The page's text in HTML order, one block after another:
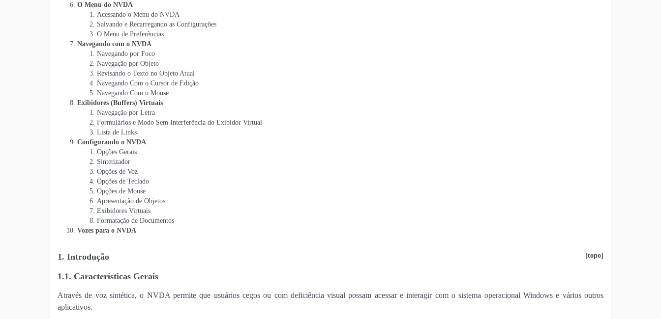
O Menu do NVDA
Acessando o Menu do NVDA
Salvando e Recarregando as Configurações
O Menu de Preferências
Navegando com o NVDA
Navegando por Foco
Navegação por Objeto
Revisando o Texto no Objeto Atual
Navegando Com o Cursor de Edição
Navegando Com o Mouse
Exibidores (Buffers) Virtuais
Navegação por Letra
Formulários e Modo Sem Interferência do Exibidor Virtual
Lista de Links
Configurando o NVDA
Opções Gerais
Sintetizador
Opções de Voz
Opções de Teclado
Opções de Mouse
Apresentação de Objetos
Exibidores Virtuais
Formatação de Documentos
Vozes para o NVDA
1. Introdução [topo]
1.1. Características Gerais
Através de voz sintética, o NVDA permite que usuários cegos ou com deficiência visual possam acessar e interagir com o sistema operacional Windows e vários outros
aplicativos.